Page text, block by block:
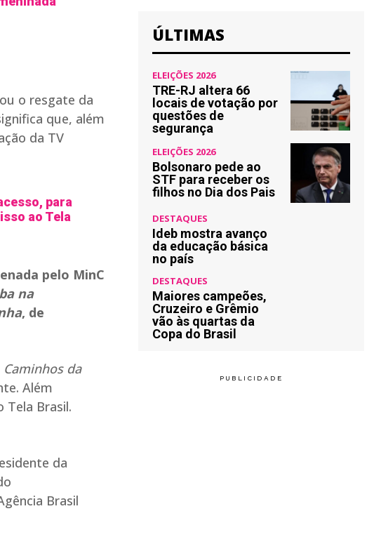
o resgate da
que, além
da TV
para
ao Tela
pelo MinC
na
, de
Caminhos da
Além
Brasil.
ÚLTIMAS
ELEIÇÕES 2026
TRE-RJ altera 66
locais de votação por
questões de
segurança
ELEIÇÕES 2026
Bolsonaro pede ao
STF para receber os
filhos no Dia dos Pais
DESTAQUES
Ideb mostra avanço
da educação básica
no país
DESTAQUES
Maiores campeões,
Cruzeiro e Grêmio
vão às quartas da
Copa do Brasil